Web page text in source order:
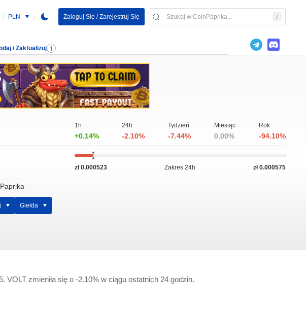
PLN Zaloguj Się / Zarejestruj Się
/ Zaktualizuj
1h
+0.14%
24h
-2.10%
Tydzień
-7.44%
Miesiąc
0.00%
Rok
-94.10%
zł 0.000523 Zakres 24h zł 0.000575
Giełda
. VOLT zmieniła się o -2.10% w ciągu ostatnich 24 godzin.